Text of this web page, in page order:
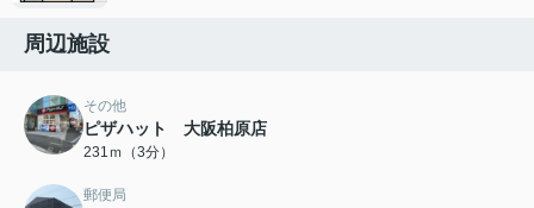
周辺施設
その他
ピザハット 大阪柏原店
231ｍ（3分）
郵便局